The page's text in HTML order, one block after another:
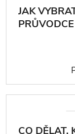
JAK
CO DĚLAT,